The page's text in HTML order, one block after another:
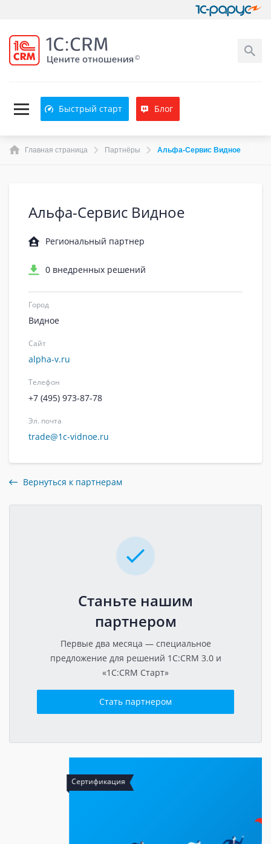
Быстрый старт Блог
Главная страница Партнёры Альфа-Сервис Видное
Альфа-Сервис Видное
Региональный партнер
0 внедренных решений
Город
Видное
Сайт
alpha-v.ru
Телефон
+7 (495) 973-87-78
Эл. почта
trade@1c-vidnoe.ru
Вернуться к партнерам
Станьте нашим
партнером
Первые два месяца — специальное
предложение для решений 1C:CRM 3.0 и
«1C:CRM Старт»
Стать партнером